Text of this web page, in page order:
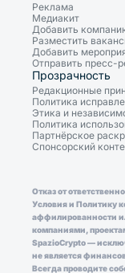
Реклама
Медиакит
Добавить
Разместить
Добавить
Отправить пресс-
Прозрачность
Редакционные
Политика
Этика и
Политика
Партнёрское
Спонсорский
Отказ от
Условия и Политику
аффилированности
компаниями,
SpazioCrypto —
не является
Всегда проводите